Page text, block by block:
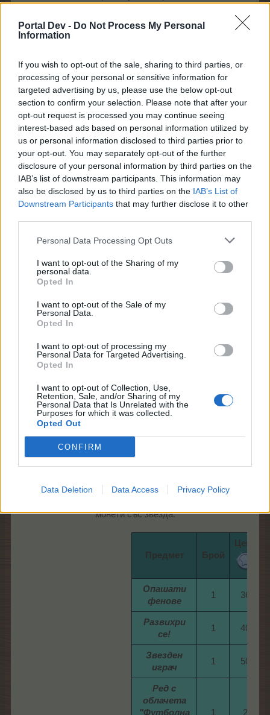
Portal Dev - Do Not Process My Personal
Information
If you wish to opt-out of the sale, sharing to third parties, or
processing of your personal or sensitive information for
targeted advertising by us, please use the below opt-out
section to confirm your selection. Please note that after your
opt-out request is processed you may continue seeing
interest-based ads based on personal information utilized by
us or personal information disclosed to third parties prior to
your opt-out. You may separately opt-out of the further
disclosure of your personal information by third parties on the
IAB’s list of downstream participants. This information may
also be disclosed by us to third parties on the IAB’s List of
Downstream Participants that may further disclose it to other
Personal Data Processing Opt Outs
I want to opt-out of the Sharing of my
personal data.
Opted In
I want to opt-out of the Sale of my
Personal Data.
Opted In
I want to opt-out of processing my
Personal Data for Targeted Advertising.
Opted In
I want to opt-out of Collection, Use,
Retention, Sale, and/or Sharing of my
Personal Data that Is Unrelated with the
Purposes for which it was collected.
Opted Out
CONFIRM
Data Deletion Data Access Privacy Policy
колко подавания ви остават.
Наградите, позициите на противниковите играчи и на
като няма конкретна последователност на
картинката за голям размер):
30.7.19
Team Farmerama BG
монети със звезда:
Предмет Брой
Цена
Опашати
фенове
1​ 36​
Развихри
се!
1​ 40​
Звезден
играч
1​ 50​
Ред с
облачета
"Футболна
1​ 2​